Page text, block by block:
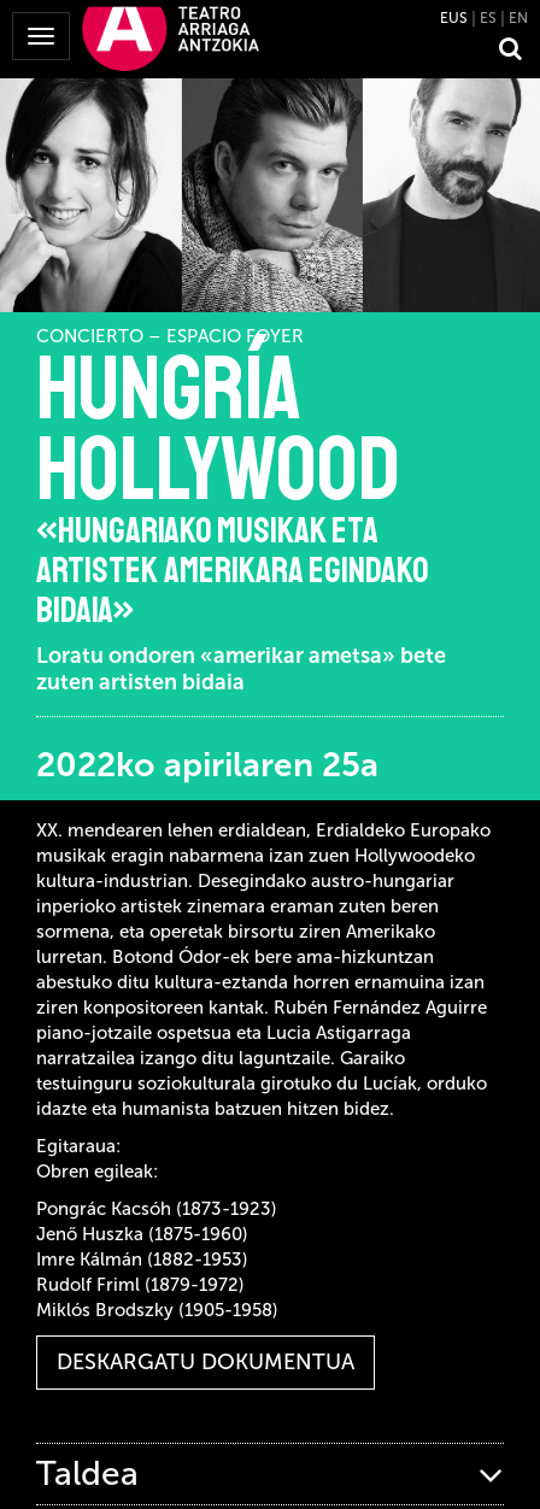
Menua
erakutsi
EUS ES EN
CONCIERTO – ESPACIO FOYER
HUNGRÍA
HOLLYWOOD
«HUNGARIAKO MUSIKAK ETA
ARTISTEK AMERIKARA EGINDAKO
BIDAIA»
Loratu ondoren «amerikar ametsa» bete
zuten artisten bidaia
2022ko apirilaren 25a
XX. mendearen lehen erdialdean, Erdialdeko Europako
musikak eragin nabarmena izan zuen Hollywoodeko
kultura-industrian. Desegindako austro-hungariar
inperioko artistek zinemara eraman zuten beren
sormena, eta operetak birsortu ziren Amerikako
lurretan. Botond Ódor-ek bere ama-hizkuntzan
abestuko ditu kultura-eztanda horren ernamuina izan
ziren konpositoreen kantak. Rubén Fernández Aguirre
piano-jotzaile ospetsua eta Lucia Astigarraga
narratzailea izango ditu laguntzaile. Garaiko
testuinguru soziokulturala girotuko du Lucíak, orduko
idazte eta humanista batzuen hitzen bidez.
Egitaraua:
Obren egileak:
Pongrác Kacsóh (1873-1923)
Jenő Huszka (1875-1960)
Imre Kálmán (1882-1953)
Rudolf Friml (1879-1972)
Miklós Brodszky (1905-1958)
DESKARGATU DOKUMENTUA
Taldea